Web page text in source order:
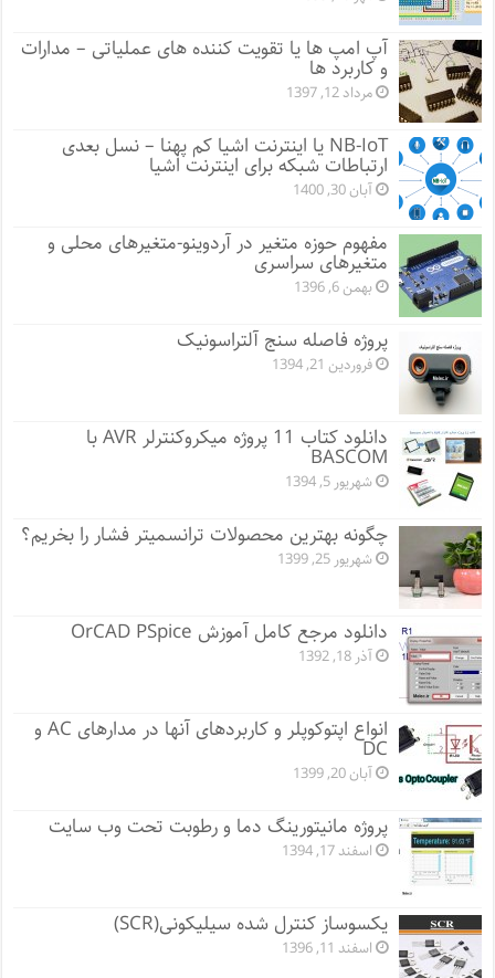
آپ امپ ها یا تقویت کننده های عملیاتی – مدارات
و کاربرد ها
مرداد 12, 1397
NB-IoT یا اینترنت اشیا کم پهنا – نسل بعدی
ارتباطات شبکه برای اینترنت اشیا
آبان 30, 1400
مفهوم حوزه متغیر در آردوینو-متغیرهای محلی و
متغیرهای سراسری
بهمن 6, 1396
پروژه فاصله سنج آلتراسونیک
فروردین 21, 1394
دانلود کتاب 11 پروژه میکروکنترلر AVR با
BASCOM
شهریور 5, 1394
چگونه بهترین محصولات ترانسمیتر فشار را بخریم؟
شهریور 25, 1399
دانلود مرجع کامل آموزش OrCAD PSpice
آذر 18, 1392
انواع اپتوکوپلر و کاربردهای آنها در مدارهای AC و
DC
آبان 20, 1399
پروژه مانيتورينگ دما و رطوبت تحت وب سایت
اسفند 17, 1394
یکسوساز کنترل شده سیلیکونی(SCR)
اسفند 11, 1396